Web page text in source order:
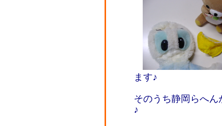
ます♪
そのうち静岡らへ
♪